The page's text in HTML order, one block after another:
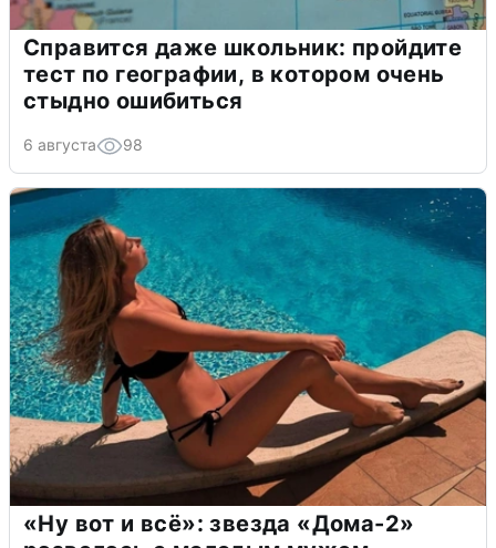
Справится даже школьник: пройдите
тест по географии, в котором очень
стыдно ошибиться
6 августа 98
«Ну вот и всё»: звезда «Дома-2»